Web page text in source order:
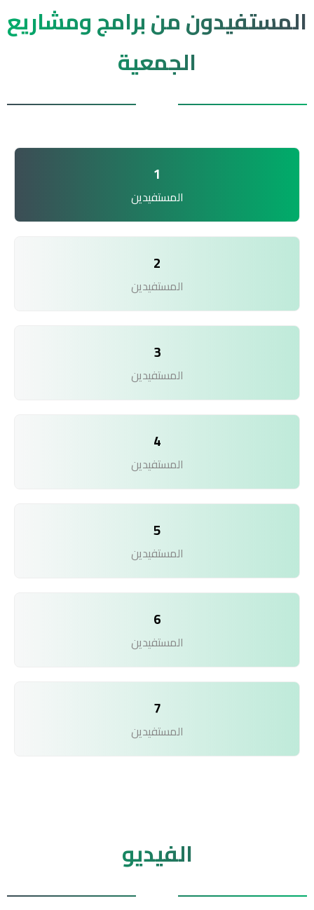
المستفيدون من برامج ومشاريع
الجمعية
1
المستفيدين
2
المستفيدين
3
المستفيدين
4
المستفيدين
5
المستفيدين
6
المستفيدين
7
المستفيدين
الفيديو